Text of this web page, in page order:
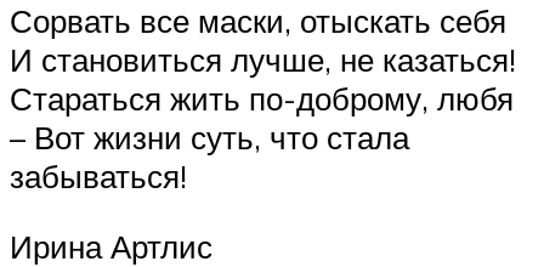
Сорвать все маски, отыскать себя
И становиться лучше, не казаться!
Стараться жить по-доброму, любя
– Вот жизни суть, что стала
забываться!
Ирина Артлис